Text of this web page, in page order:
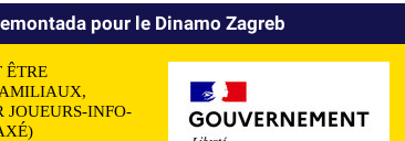
pour le Dinamo Zagreb
ÊTRE
INFO-